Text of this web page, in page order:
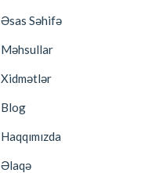
Əsas Səhifə
Məhsullar
Xidmətlər
Blog
Haqqımızda
Əlaqə